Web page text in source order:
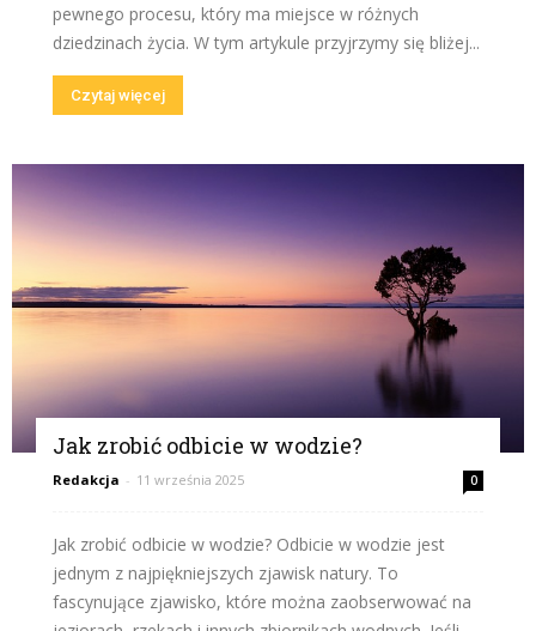
pewnego procesu, który ma miejsce w różnych
dziedzinach życia. W tym artykule przyjrzymy się bliżej...
Czytaj więcej
Jak zrobić odbicie w wodzie?
Redakcja - 11 września 2025 0
Jak zrobić odbicie w wodzie? Odbicie w wodzie jest
jednym z najpiękniejszych zjawisk natury. To
fascynujące zjawisko, które można zaobserwować na